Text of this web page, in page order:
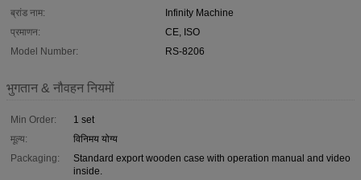
ब्रांड नाम:
Infinity Machine
प्रमाणन:
CE, ISO
Model Number:
RS-8206
भुगतान & नौवहन नियमों
Min Order:
1 set
मूल्य:
विनिमय योग्य
Packaging:
Standard export wooden case with operation manual and video
inside.